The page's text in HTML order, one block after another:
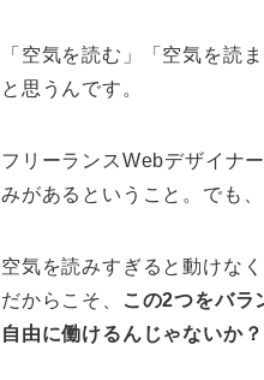
「空気を読む」「空気を
と思うんです。
フリーランスWebデザイナ
みがあるということ。でも
空気を読みすぎると動けな
だからこそ、
この2つをバラ
自由に働けるんじゃないか？